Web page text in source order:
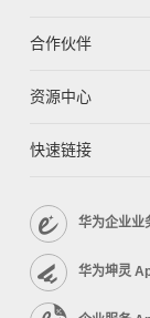
合作伙伴
资源中心
快速链接
华为企业业
华为坤灵